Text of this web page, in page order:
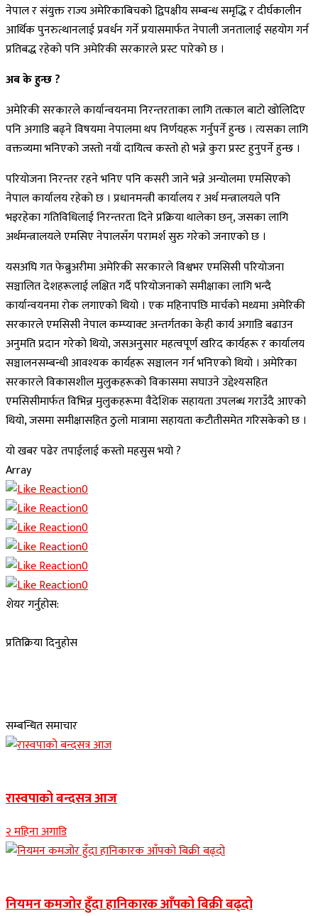
नेपाल र संयुक्त राज्य अमेरिकाबिचको द्विपक्षीय सम्बन्ध समृद्धि र दीर्घकालीन
आर्थिक पुनरुत्थानलाई प्रवर्धन गर्ने प्रयासमार्फत नेपाली जनतालाई सहयोग गर्न
प्रतिबद्ध रहेको पनि अमेरिकी सरकारले प्रस्ट पारेको छ ।
अब के हुन्छ ?
अमेरिकी सरकारले कार्यान्वयनमा निरन्तरताका लागि तत्काल बाटो खोलिदिए
पनि अगाडि बढ्ने विषयमा नेपालमा थप निर्णयहरू गर्नुपर्ने हुन्छ । त्यसका लागि
वक्तव्यमा भनिएको जस्तो नयाँ दायित्व कस्तो हो भन्ने कुरा प्रस्ट हुनुपर्ने हुन्छ ।
परियोजना निरन्तर रहने भनिए पनि कसरी जाने भन्ने अन्योलमा एमसिएको
नेपाल कार्यालय रहेको छ । प्रधानमन्त्री कार्यालय र अर्थ मन्त्रालयले पनि
भइरहेका गतिविधिलाई निरन्तरता दिने प्रक्रिया थालेका छन्, जसका लागि
अर्थमन्त्रालयले एमसिए नेपालसँग परामर्श सुरु गरेको जनाएको छ ।
यसअघि गत फेब्रुअरीमा अमेरिकी सरकारले विश्वभर एमसिसी परियोजना
सञ्चालित देशहरूलाई लक्षित गर्दै परियोजनाको समीक्षाका लागि भन्दै
कार्यान्वयनमा रोक लगाएको थियो । एक महिनापछि मार्चको मध्यमा अमेरिकी
सरकारले एमसिसी नेपाल कम्प्याक्ट अन्तर्गतका केही कार्य अगाडि बढाउन
अनुमति प्रदान गरेको थियो, जसअनुसार महत्वपूर्ण खरिद कार्यहरू र कार्यालय
सञ्चालनसम्बन्धी आवश्यक कार्यहरू सञ्चालन गर्न भनिएको थियो । अमेरिका
सरकारले विकासशील मुलुकहरूको विकासमा सघाउने उद्देश्यसहित
एमसिसीमार्फत विभिन्न मुलुकहरूमा वैदेशिक सहायता उपलब्ध गराउँदै आएको
थियो, जसमा समीक्षासहित ठुलो मात्रामा सहायता कटौतीसमेत गरिसकेको छ ।
यो खबर पढेर तपाईलाई कस्तो महसुस भयो ?
Array
0
0
0
0
0
0
शेयर गर्नुहोस:
प्रतिक्रिया दिनुहोस
सम्बन्धित समाचार
रास्वपाको बन्दसत्र आज
२ महिना अगाडि
नियमन कमजोर हुँदा हानिकारक आँपको बिक्री बढ्दो